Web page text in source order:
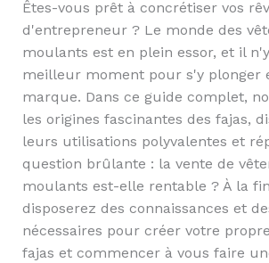
Êtes-vous prêt à concrétiser vos
d'entrepreneur ? Le monde des
moulants est en plein essor, et il
meilleur moment pour s'y plonger
marque. Dans ce guide complet,
les origines fascinantes des fajas,
leurs utilisations polyvalentes et
question brûlante : la vente de
moulants est-elle rentable ? À la
disposerez des connaissances et
nécessaires pour créer votre
fajas et commencer à vous faire